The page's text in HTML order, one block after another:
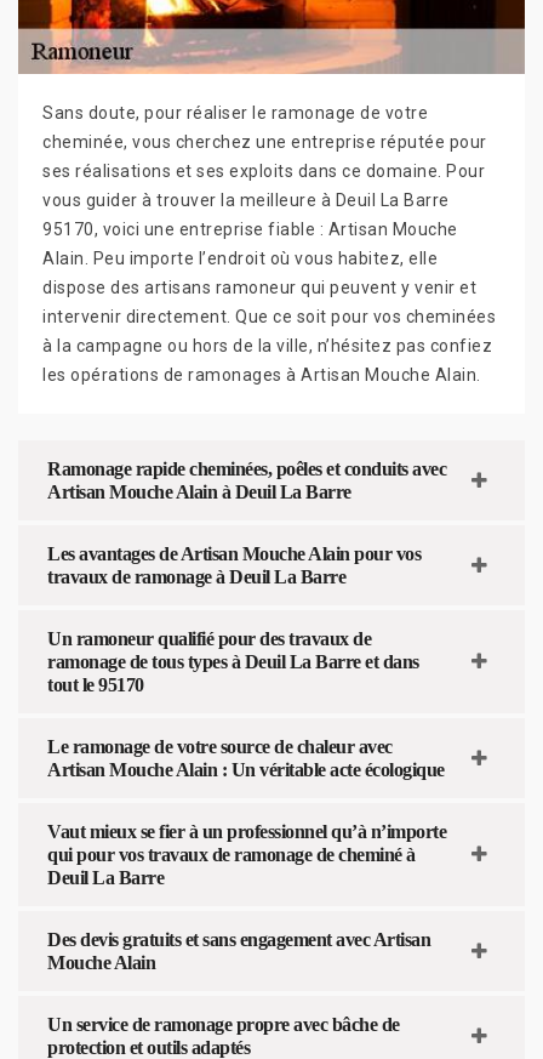
Sans doute, pour réaliser le ramonage de votre
cheminée, vous cherchez une entreprise réputée pour
ses réalisations et ses exploits dans ce domaine. Pour
vous guider à trouver la meilleure à Deuil La Barre
95170, voici une entreprise fiable : Artisan Mouche
Alain. Peu importe l’endroit où vous habitez, elle
dispose des artisans ramoneur qui peuvent y venir et
intervenir directement. Que ce soit pour vos cheminées
à la campagne ou hors de la ville, n’hésitez pas confiez
les opérations de ramonages à Artisan Mouche Alain.
Ramonage rapide cheminées, poêles et conduits avec
Artisan Mouche Alain à Deuil La Barre
Les avantages de Artisan Mouche Alain pour vos
travaux de ramonage à Deuil La Barre
Un ramoneur qualifié pour des travaux de
ramonage de tous types à Deuil La Barre et dans
tout le 95170
Le ramonage de votre source de chaleur avec
Artisan Mouche Alain : Un véritable acte écologique
Vaut mieux se fier à un professionnel qu’à n’importe
qui pour vos travaux de ramonage de cheminé à
Deuil La Barre
Des devis gratuits et sans engagement avec Artisan
Mouche Alain
Un service de ramonage propre avec bâche de
protection et outils adaptés